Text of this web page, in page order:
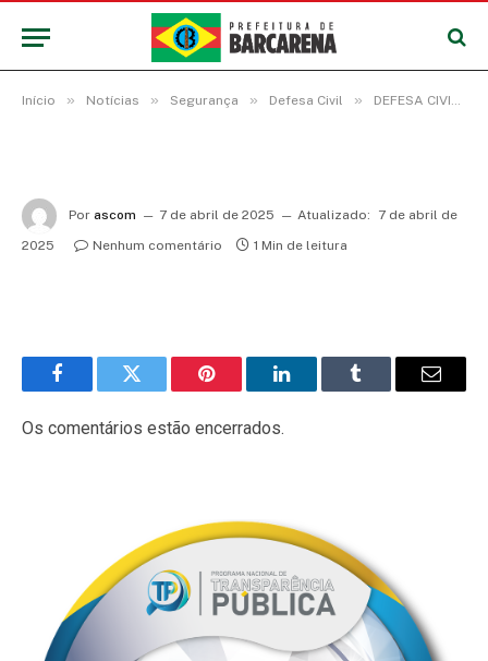
Início » Notícias » Segurança » Defesa Civil » DEFESA CIVIL MUNICIPAL PARTICIPA DE SIMULADO DE EMERGÊNCIA COM COMUNIDADES DE BARCARENA
Por ascom 7 de abril de 2025 Atualizado:
7 de abril de
2025
Nenhum comentário 1 Min de leitura
FacebookTwitter Pinterest LinkedInTumblr
E-
Os comentários estão encerrados.